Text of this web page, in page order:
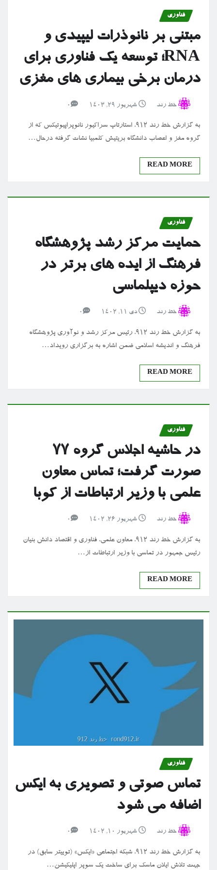
فناوری
مبتنی بر نانوذرات لیپیدی و
RNA؛ توسعه یک فناوری برای
درمان برخی بیماری های مغزی
خط رند شهریور ۲۹, ۱۴۰۳ 0
به گزارش خط رند ۹۱۲، استارتاپ سراکیور نانوپراپیوتیکس که از
گروه مغز و اعصاب دانشگاه بریتیش کلمبیا نشات گرفته درحال…
READ MORE
فناوری
حمایت مرکز رشد پژوهشگاه
فرهنگ از ایده های برتر در
حوزه دیپلماسی
خط رند دی ۱۱, ۱۴۰۲ 0
به گزارش خط رند ۹۱۲، رئیس مرکز رشد و نوآوری پژوهشگاه
فرهنگ و اندیشه اسلامی ضمن اشاره به برگزاری رویداد…
READ MORE
فناوری
در حاشیه اجلاس گروه ۷۷
صورت گرفت؛ تماس معاون
علمی با وزیر ارتباطات از کوبا
خط رند شهریور ۲۶, ۱۴۰۲ 0
به گزارش خط رند ۹۱۲، معاون علمی، فناوری و اقتصاد دانش بنیان
رئیس جمهور در تماسی با وزیر ارتباطات از…
READ MORE
فناوری
تماس صوتی و تصویری به ایکس
اضافه می شود
خط رند شهریور ۱۰, ۱۴۰۲ 0
به گزارش خط رند ۹۱۲، شبکه اجتماعی «ایکس» (توییتر سابق) در
جهت تلاش ایلان ماسک برای ساخت یک سوپر اپلیکیشن…